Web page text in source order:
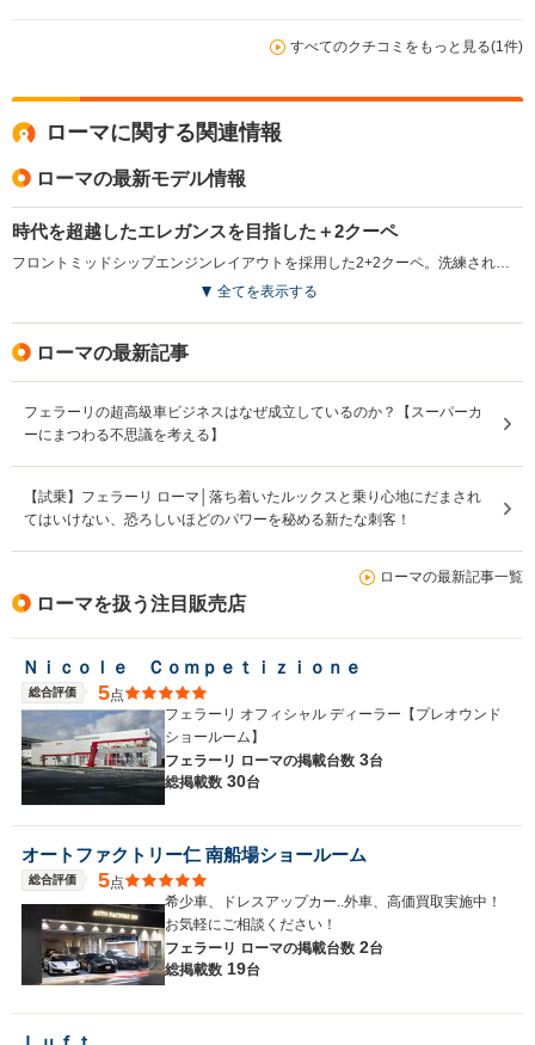
すべてのクチコミをもっと見る(1件)
ローマに関する関連情報
ローマの最新モデル情報
時代を超越したエレガンスを目指した＋2クーペ
全てを表示する
ローマの最新記事
フェラーリの超高級車ビジネスはなぜ成立しているのか？【スーパーカ
ーにまつわる不思議を考える】
【試乗】フェラーリ ローマ│落ち着いたルックスと乗り心地にだまされ
てはいけない、恐ろしいほどのパワーを秘める新たな刺客！
ローマの最新記事一覧
ローマを扱う注目販売店
Ｎｉｃｏｌｅ Ｃｏｍｐｅｔｉｚｉｏｎｅ
総合評価 5点
フェラーリ オフィシャル ディーラー【プレオウンド
ショールーム】
フェラーリ ローマの掲載台数 3台
総掲載数 30台
オートファクトリー仁 南船場ショールーム
総合評価 5点
希少車、ドレスアップカー..外車、高価買取実施中！
お気軽にご相談ください！
フェラーリ ローマの掲載台数 2台
総掲載数 19台